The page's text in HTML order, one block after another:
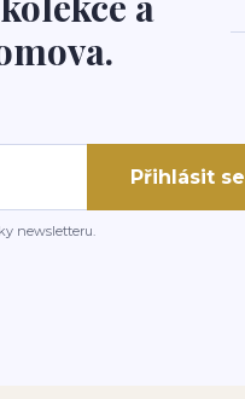
Přihlásit se
newsletteru.